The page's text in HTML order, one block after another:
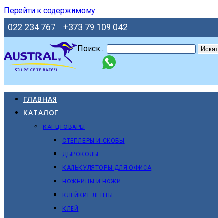
Перейти к содержимому
022 234 767 +373 79 109 042
Поиск...
ГЛАВНАЯ
КАТАЛОГ
КАНЦТОВАРЫ
СТЕПЛЕРЫ И СКОБЫ
ДЫРОКОЛЫ
КАЛЬКУЛЯТОРЫ ДЛЯ ОФИСА
НОЖНИЦЫ И НОЖИ
КЛЕЙКИЕ ЛЕНТЫ
КЛЕЙ